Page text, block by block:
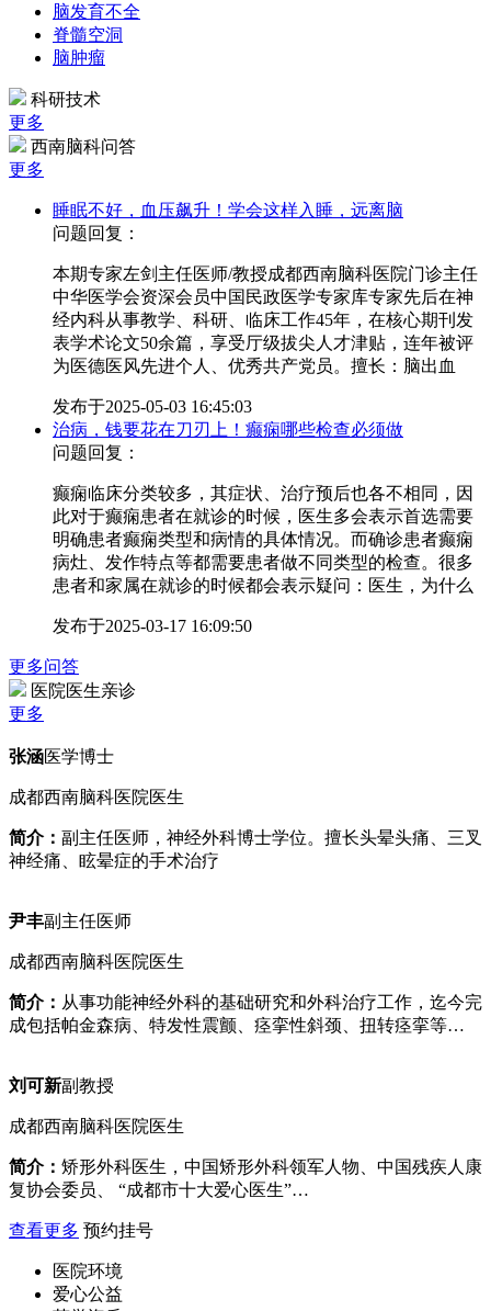
脑发育不全
脊髓空洞
脑肿瘤
科研技术
更多
西南脑科问答
更多
睡眠不好，血压飙升！学会这样入睡，远离脑
问题回复：
本期专家左剑主任医师/教授成都西南脑科医院门诊主任
中华医学会资深会员中国民政医学专家库专家先后在神
经内科从事教学、科研、临床工作45年，在核心期刊发
表学术论文50余篇，享受厅级拔尖人才津贴，连年被评
为医德医风先进个人、优秀共产党员。擅长：脑出血
发布于2025-05-03 16:45:03
治病，钱要花在刀刃上！癫痫哪些检查必须做
问题回复：
癫痫临床分类较多，其症状、治疗预后也各不相同，因
此对于癫痫患者在就诊的时候，医生多会表示首选需要
明确患者癫痫类型和病情的具体情况。而确诊患者癫痫
病灶、发作特点等都需要患者做不同类型的检查。很多
患者和家属在就诊的时候都会表示疑问：医生，为什么
发布于2025-03-17 16:09:50
更多问答
医院医生亲诊
更多
张涵医学博士
成都西南脑科医院医生
简介： 副主任医师，神经外科博士学位。擅长头晕头痛、三叉
神经痛、眩晕症的手术治疗
尹丰副主任医师
成都西南脑科医院医生
简介： 从事功能神经外科的基础研究和外科治疗工作，迄今完
成包括帕金森病、特发性震颤、痉挛性斜颈、扭转痉挛等…
刘可新副教授
成都西南脑科医院医生
简介： 矫形外科医生，中国矫形外科领军人物、中国残疾人康
复协会委员、 “成都市十大爱心医生”…
查看更多 预约挂号
医院环境
爱心公益